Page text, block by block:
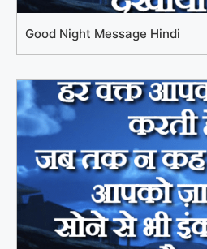
Good Night Message Hindi